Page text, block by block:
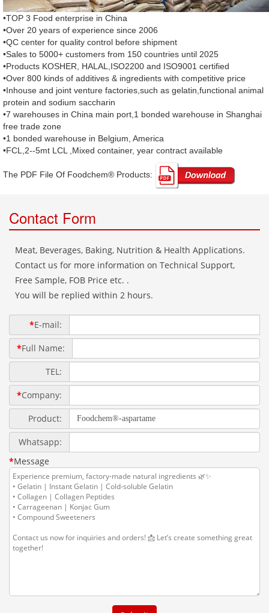
•TOP 3 Food enterprise in China
•Over 20 years of experience since 2006
•QC center for quality control before shipment
•Sales to 5000+ customers from 150 countries until 2025
•Products KOSHER, HALAL,ISO2200 and ISO9001 certified
•Over 800 kinds of additives & ingredients with competitive price
•Inhouse and joint venture factories,such as gelatin,functional animal
protein and sodium saccharin
•7 warehouses in China main port,1 bonded warehouse in Shanghai
free trade zone
•1 bonded warehouse in Belgium, America
•FCL,2--5mt LCL ,Mixed container, year contract available
The PDF File Of Foodchem® Products: